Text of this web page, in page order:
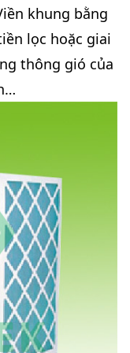
khung bằng
lọc hoặc giai
thông gió của